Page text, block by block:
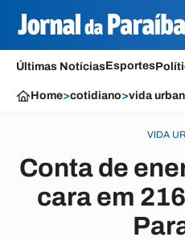
Últimas NotíciasEsportes
Home>cotidiano>vida
VIDA
Conta de
cara em